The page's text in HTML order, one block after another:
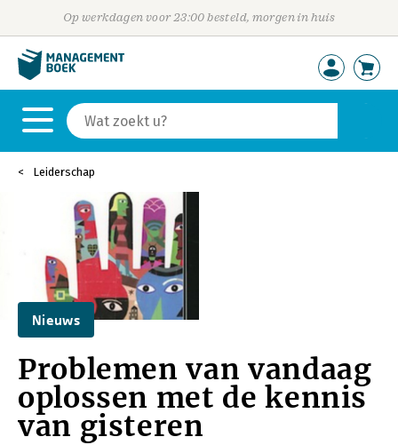
Op werkdagen voor 23:00 besteld, morgen in huis
Leiderschap
Nieuws
Problemen van vandaag
oplossen met de kennis
van gisteren